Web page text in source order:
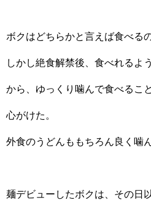
ボクはどちらかと言えば食べる
しかし絶食解禁後、食べれるよ
から、ゆっくり噛んで食べるこ
心がけた。
外食のうどんももちろん良く噛
麺デビューしたボクは、その日以